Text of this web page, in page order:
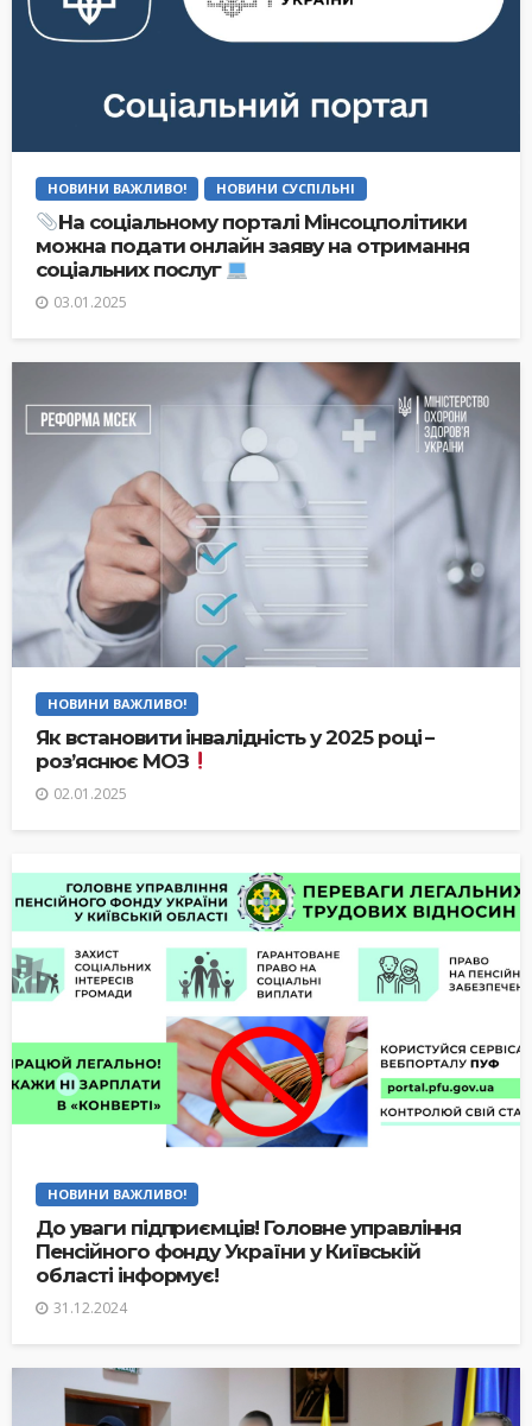
НОВИНИ ВАЖЛИВО! НОВИНИ СУСПІЛЬНІ
На соціальному порталі Мінсоцполітики
можна подати онлайн заяву на отримання
соціальних послуг
03.01.2025
НОВИНИ ВАЖЛИВО!
Як встановити інвалідність у 2025 році –
роз’яснює МОЗ
02.01.2025
НОВИНИ ВАЖЛИВО!
До уваги підприємців! Головне управління
Пенсійного фонду України у Київській
області інформує!
31.12.2024